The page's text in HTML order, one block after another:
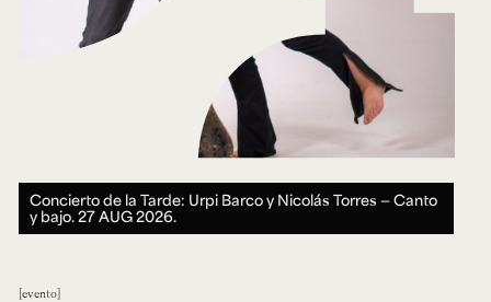
Concierto de la Tarde: Urpi Barco y Nicolás Torres — Canto
y bajo.27 AUG 2026.
evento